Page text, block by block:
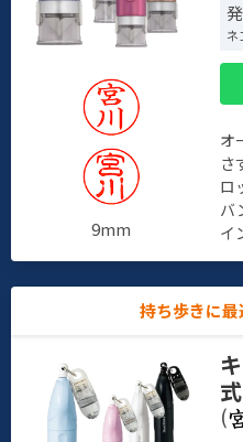
9mm
ネ
オ
さ
ロ
バ
イ
持ち歩きに最
式
(